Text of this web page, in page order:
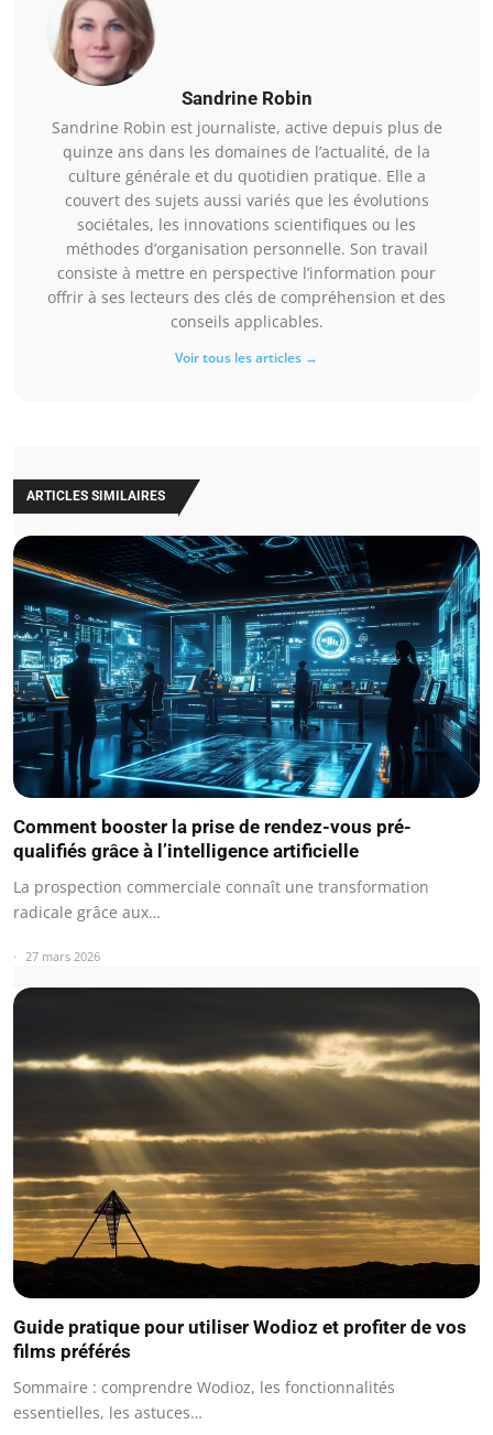
Sandrine Robin
Sandrine Robin est journaliste, active depuis plus de
quinze ans dans les domaines de l’actualité, de la
culture générale et du quotidien pratique. Elle a
couvert des sujets aussi variés que les évolutions
sociétales, les innovations scientifiques ou les
méthodes d’organisation personnelle. Son travail
consiste à mettre en perspective l’information pour
offrir à ses lecteurs des clés de compréhension et des
conseils applicables.
Voir tous les articles →
ARTICLES SIMILAIRES
Comment booster la prise de rendez-vous pré-
qualifiés grâce à l’intelligence artificielle
La prospection commerciale connaît une transformation
radicale grâce aux…
27 mars 2026
Guide pratique pour utiliser Wodioz et profiter de vos
films préférés
Sommaire : comprendre Wodioz, les fonctionnalités
essentielles, les astuces…